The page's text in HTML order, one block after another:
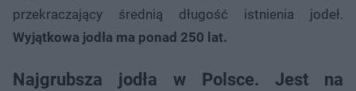
przekraczający średnią długość istnienia jodeł.
Wyjątkowa jodła ma ponad 250 lat.
Najgrubsza jodła w Polsce. Jest na